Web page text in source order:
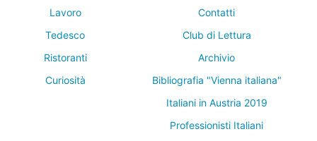
Lavoro
Tedesco
Ristoranti
Curiosità
Contatti
Club di Lettura
Archivio
Bibliografia "Vienna italiana"
Italiani in Austria 2019
Professionisti Italiani